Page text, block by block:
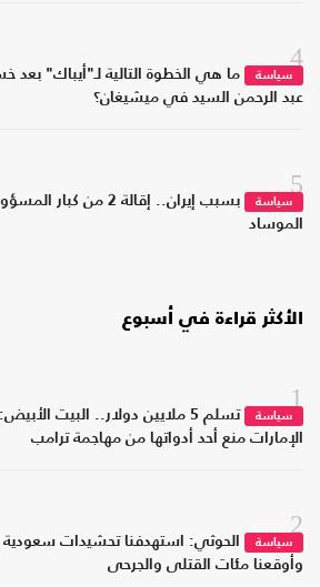
4
سياسة
ما هي الخطوة التالية لـ"أيباك" بعد
عبد الرحمن السيد في ميشيغان؟
5
سياسة
بسبب إيران.. إقالة 2 من
الموساد
الأكثر قراءة في أسبوع
1
سياسة
تسلم 5 ملايين دولار.. البيت
الإمارات منع أحد أدواتها من مهاجمة ترامب
2
سياسة
الحوثي: استهدفنا تحشيدات
وأوقعنا مئات القتلى والجرحى